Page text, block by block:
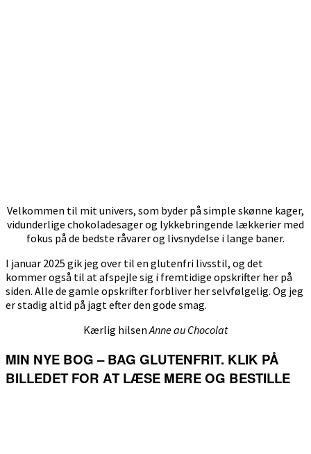
Velkommen til mit univers, som byder på simple skønne kager,
vidunderlige chokoladesager og lykkebringende lækkerier med
fokus på de bedste råvarer og livsnydelse i lange baner.
I januar 2025 gik jeg over til en glutenfri livsstil, og det
kommer også til at afspejle sig i fremtidige opskrifter her på
siden. Alle de gamle opskrifter forbliver her selvfølgelig. Og jeg
er stadig altid på jagt efter den gode smag.
Kærlig hilsenAnne au Chocolat
MIN NYE BOG – BAG GLUTENFRIT. KLIK PÅ
BILLEDET FOR AT LÆSE MERE OG BESTILLE